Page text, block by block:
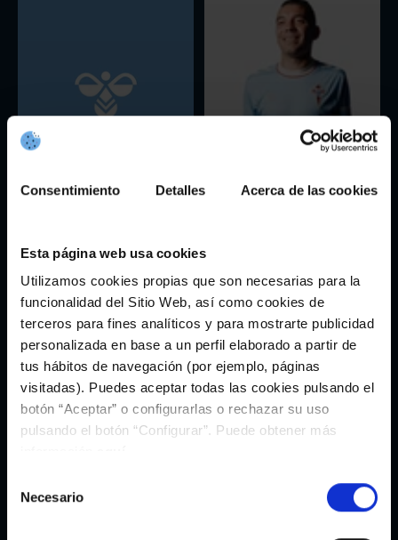
Consentimiento Detalles Acerca de las cookies
Esta página web usa cookies
Utilizamos cookies propias que son necesarias para la
funcionalidad del Sitio Web, así como cookies de
terceros para fines analíticos y para mostrarte publicidad
personalizada en base a un perfil elaborado a partir de
tus hábitos de navegación (por ejemplo, páginas
visitadas). Puedes aceptar todas las cookies pulsando el
botón “Aceptar” o configurarlas o rechazar su uso
pulsando el botón “Configurar”. Puede obtener más
Necesario
Hummel Iago Aspas